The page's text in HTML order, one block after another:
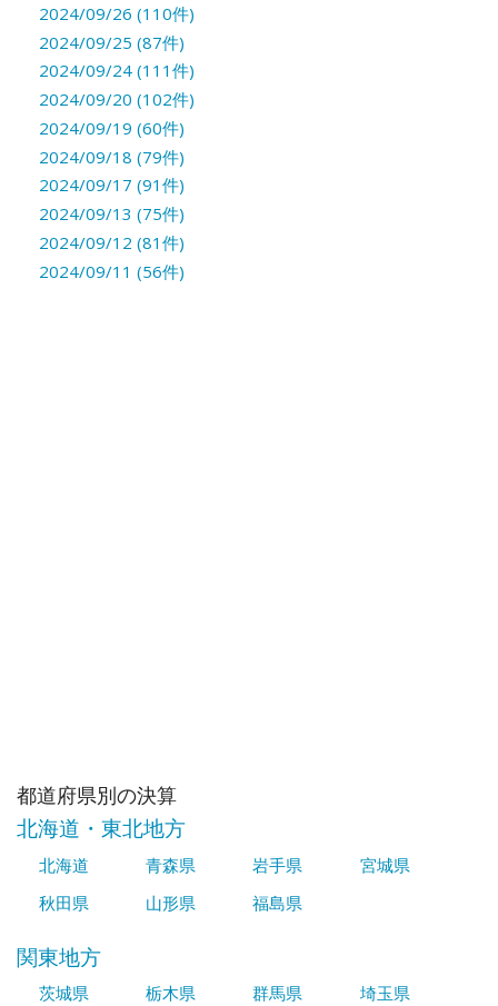
2024/09/26 (110件)
2024/09/25 (87件)
2024/09/24 (111件)
2024/09/20 (102件)
2024/09/19 (60件)
2024/09/18 (79件)
2024/09/17 (91件)
2024/09/13 (75件)
2024/09/12 (81件)
2024/09/11 (56件)
都道府県別の決算
北海道・東北地方
北海道 青森県 岩手県
宮城県
秋田県
山形県 福島県
関東地方
茨城県 栃木県 群馬県
埼玉県